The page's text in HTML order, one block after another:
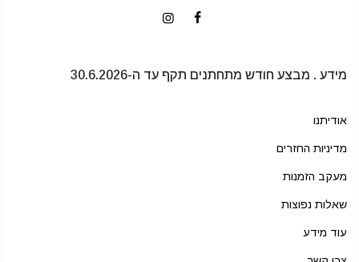
מידע . מבצע חודש מתחתנים תקף עד ה-30.6.2026
אודיתנו
מדיניות החזרים
מעקב הזמנות
שאלות נפוצות
עוד מידע